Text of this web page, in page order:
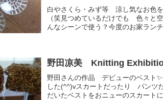
白やさくら・みず等 涼し気なお色
（笑見つめているだけでも 色々と
んなシーンで使う？今度のお家ラン
野田凉美 Knitting
野田さんの作品 デビューのベスト
した(^^)vスカートだったり パンツ
だいたベストをおニューのスカート